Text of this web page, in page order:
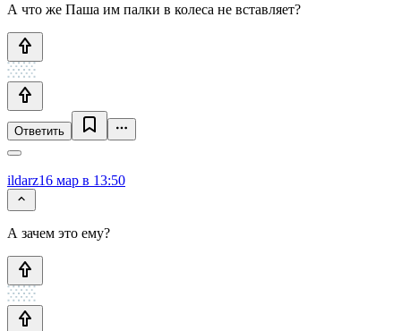
А что же Паша им палки в колеса не вставляет?
Ответить
ildarz16 мар в 13:50
А зачем это ему?